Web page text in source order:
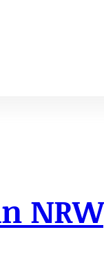
NRW